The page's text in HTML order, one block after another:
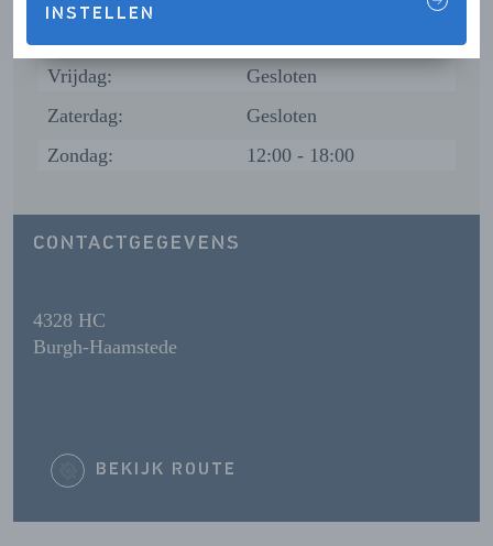
INSTELLEN
Vrijdag:
Gesloten
Zaterdag:
Gesloten
Zondag:
12:00 - 18:00
CONTACTGEGEVENS
4328 HC
Burgh-Haamstede
BEKIJK ROUTE